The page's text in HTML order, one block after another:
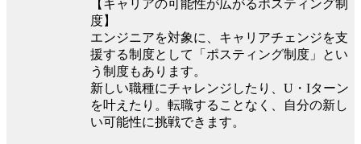
【キャリアの可能性が広がるポスティング制
度】
エンジニアを対象に、キャリアチェンジを支
援する制度として「ポスティング制度」とい
う制度もあります。
新しい職種にチャレンジしたり、U・Iターン
を叶えたり。転職することなく、自分の新し
い可能性に挑戦できます。